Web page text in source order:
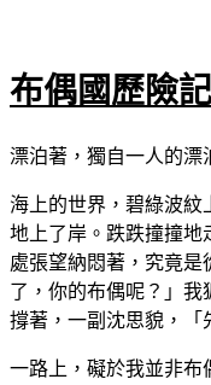
布偶國歷險
漂泊著，獨自一人的漂
海上的世界，碧綠波
地上了岸。跌跌撞撞地
處張望納悶著，究竟
了，你的布偶呢？」
撐著，一副沈思貌，「
一路上，礙於我並非布